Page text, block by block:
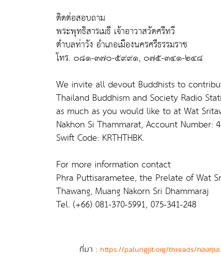
ติดต่อสอบถาม
พระพุทธิสารเมธี เจ้าอาวาสวัดศรีทวี
ตำบลท่าวัง อำเภอเมืองนครศรีธรรมราช
โทร. ๐๘๑-๓๗๐-๕๙๙๑, ๐๗๕-๓๔๑-๒๔๘
We invite all devout Buddhists to
Thailand Buddhism and Society Radio
as much as you would like to at Wat
Nakhon Si Thammarat, Account Number:
Swift Code: KRTHTHBK.
For more information contact
Phra Puttisarametee, the Prelate of Wat
Thawang, Muang Nakorn Sri Dhammaraj
Tel. (+66) 081-370-5991, 075-341-248
ที่มา : https://palungjit.org/threads/กองทุน